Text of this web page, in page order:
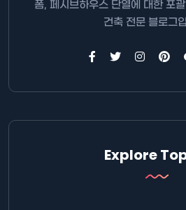
폼, 페시브하우스 단열에 대한 포
건축 전문 블로그
Explore